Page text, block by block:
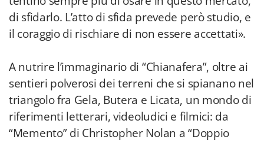
di sfidarlo. L’atto di sfida prevede però studio, e
il coraggio di rischiare di non essere accettati».
A nutrire l’immaginario di “Chianafera”, oltre ai
sentieri polverosi dei terreni che si spianano nel
triangolo fra Gela, Butera e Licata, un mondo di
riferimenti letterari, videoludici e filmici: da
“Memento” di Christopher Nolan a “Doppio